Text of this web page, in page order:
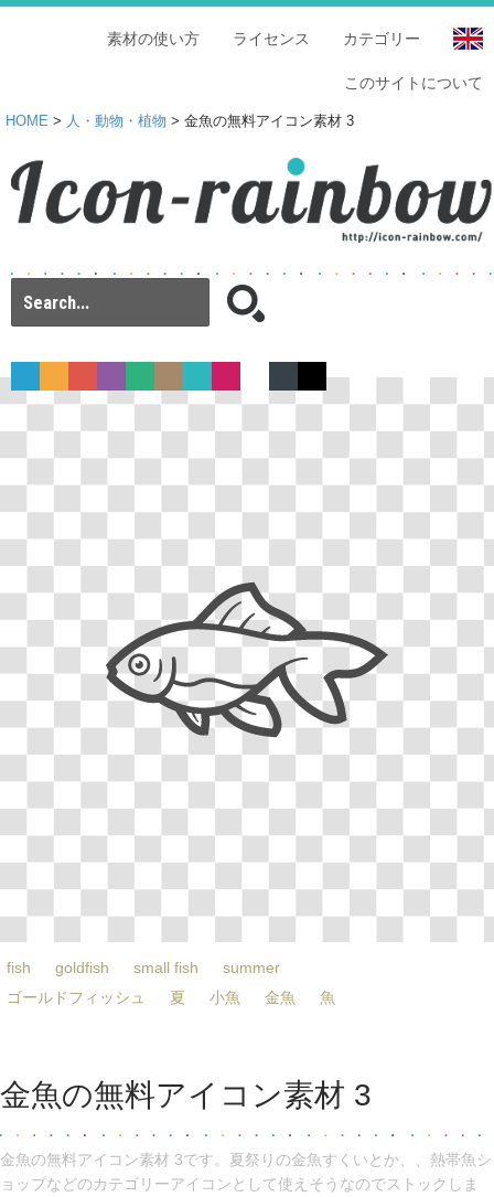
カテゴリー
ライセンス
素材の使い方
このサイトについて
HOME > 人・動物・植物 > 金魚の無料アイコン素材 3
fish goldfish small fish
summer
ゴールドフィッシュ
夏 小魚 金魚 魚
金魚の無料アイコン素材 3
金魚の無料アイコン素材 3です。夏祭りの金魚すくいとか、、熱帯魚シ
ョップなどのカテゴリーアイコンとして使えそうなのでストックしま